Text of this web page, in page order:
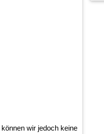
wir jedoch keine